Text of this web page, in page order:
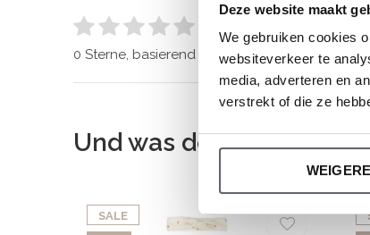
Deze website maakt
We gebruiken cookies
websiteverkeer te
media, adverteren en
verstrekt of die ze
0/ 5
0 Sterne, basierend auf 0 Bewertungen
Und was denkst du über
SALE